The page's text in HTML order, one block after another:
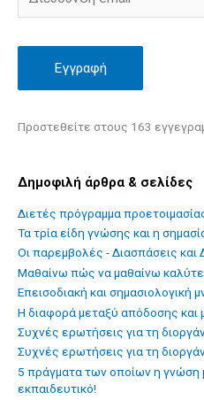
Εγγραφή
Προστεθείτε στους 163
Δημοφιλή άρθρα & σελίδες
Διετές πρόγραμμα
Τα τρία είδη γνώσης και η
Οι παρεμβολές - Διασπάσεις και
Mαθαίνω πώς να μαθαίνω
Επεισοδιακή και σημασιολογική
Η διαφορά μεταξύ απόδοσης και
Συχνές ερωτήσεις για τη
Συχνές ερωτήσεις για τη
5 πράγματα των οποίων η γνώση
εκπαιδευτικό!